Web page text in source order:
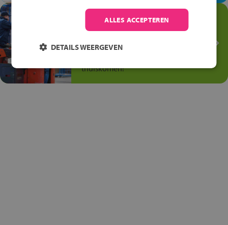
Jouw talent in de
Transport en Logistiek
Kies voor vmbo Transport en
thuiskomen!
ALLES ACCEPTEREN
DETAILS WEERGEVEN